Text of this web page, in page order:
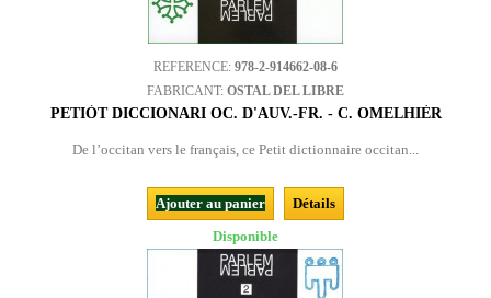
REFERENCE: 978-2-914662-08-6
FABRICANT: OSTAL DEL LIBRE
PETIÒT DICCIONARI OC. D'AUV.-FR. - C. OMELHIÈR
De l’occitan vers le français, ce Petit dictionnaire occitan...
Ajouter au panier
Détails
Disponible